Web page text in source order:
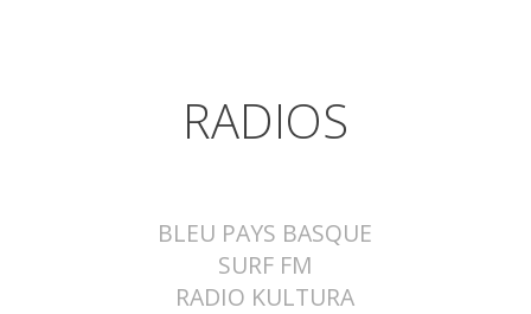
RADIOS
BLEU PAYS BASQUE
SURF FM
RADIO KULTURA